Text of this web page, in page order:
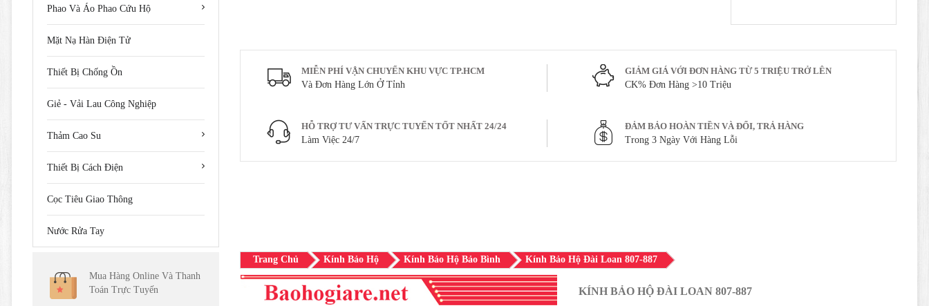
Phao Và Áo Phao Cứu Hộ
Mặt Nạ Hàn Điện Tử
Thiết Bị Chống Ồn
Giẻ - Vải Lau Công Nghiệp
Thảm Cao Su
Thiết Bị Cách Điện
Cọc Tiêu Giao Thông
Nước Rửa Tay
MIỄN PHÍ VẬN CHUYỂN KHU VỰC TP.HCM
Và Đơn Hàng Lớn Ở Tỉnh
GIẢM GIÁ VỚI ĐƠN HÀNG TỪ 5 TRIỆU TRỞ LÊN
CK% Đơn Hàng >10 Triệu
HỖ TRỢ TƯ VẤN TRỰC TUYẾN TỐT NHẤT 24/24
Làm Việc 24/7
ĐẢM BẢO HOÀN TIỀN VÀ ĐỔI, TRẢ HÀNG
Trong 3 Ngày Với Hàng Lỗi
Mua Hàng Online Và Thanh
Toán Trực Tuyến
Trang Chủ Kính Bảo Hộ Kính Bảo Hộ Bảo Bình Kính Bảo Hộ Đài Loan 807-887
KÍNH BẢO HỘ ĐÀI LOAN 807-887